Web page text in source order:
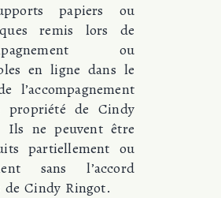
papiers ou
remis lors de
ou
en ligne dans le
l’accompagnement
propriété de Cindy
Ils ne peuvent être
partiellement ou
sans l’accord
de Cindy Ringot.